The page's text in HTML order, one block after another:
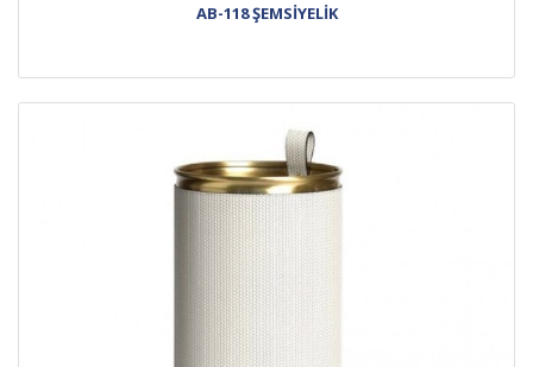
AB-118 ŞEMSİYELİK